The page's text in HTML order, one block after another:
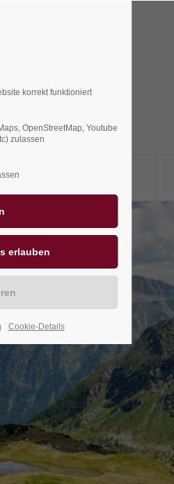
293 City Road, Suite 600
+44 1234 567 890
Drop us a line
info@yourdomain.com
Urlaub
korrekt funktioniert
OpenStreetMap, Youtube
zulassen
Cookie-Details